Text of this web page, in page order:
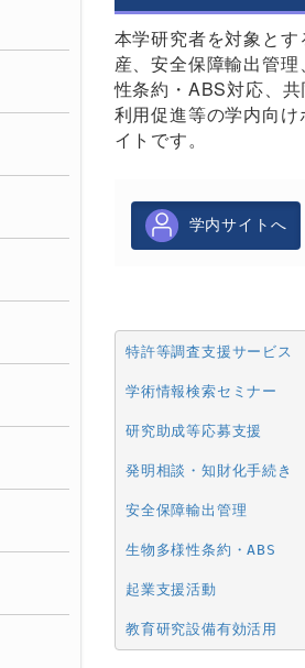
本学研究者を対象とす
産、安全保障輸出管理
性条約・ABS対応、
利用促進等の学内向け
イトです。
学内サイトへ
特許等調査支援サービス
学術情報検索セミナー
研究助成等応募支援
発明相談・知財化手続き
安全保障輸出管理
生物多様性条約・ABS
起業支援活動
教育研究設備有効活用